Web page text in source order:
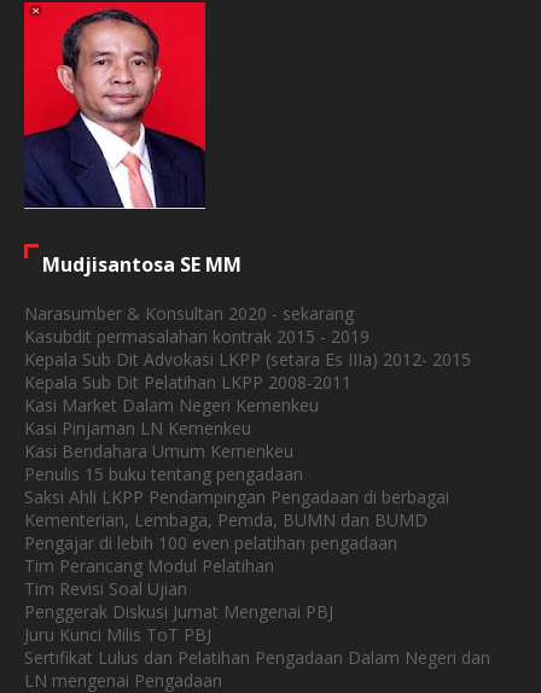
Mudjisantosa SE MM
Narasumber & Konsultan 2020 - sekarang
Kasubdit permasalahan kontrak 2015 - 2019
Kepala Sub Dit Advokasi LKPP (setara Es IIIa) 2012- 2015
Kepala Sub Dit Pelatihan LKPP 2008-2011
Kasi Market Dalam Negeri Kemenkeu
Kasi Pinjaman LN Kemenkeu
Kasi Bendahara Umum Kemenkeu
Penulis 15 buku tentang pengadaan
Saksi Ahli LKPP Pendampingan Pengadaan di berbagai
Kementerian, Lembaga, Pemda, BUMN dan BUMD
Pengajar di lebih 100 even pelatihan pengadaan
Tim Perancang Modul Pelatihan
Tim Revisi Soal Ujian
Penggerak Diskusi Jumat Mengenai PBJ
Juru Kunci Milis ToT PBJ
Sertifikat Lulus dan Pelatihan Pengadaan Dalam Negeri dan
LN mengenai Pengadaan